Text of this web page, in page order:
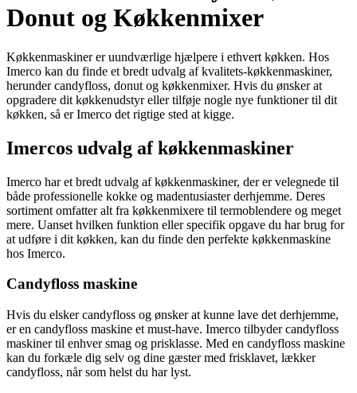
Donut og Køkkenmixer
Køkkenmaskiner er uundværlige hjælpere i ethvert køkken. Hos
Imerco kan du finde et bredt udvalg af kvalitets-køkkenmaskiner,
herunder candyfloss, donut og køkkenmixer. Hvis du ønsker at
opgradere dit køkkenudstyr eller tilføje nogle nye funktioner til dit
køkken, så er Imerco det rigtige sted at kigge.
Imercos udvalg af køkkenmaskiner
Imerco har et bredt udvalg af køkkenmaskiner, der er velegnede til
både professionelle kokke og madentusiaster derhjemme. Deres
sortiment omfatter alt fra køkkenmixere til termoblendere og meget
mere. Uanset hvilken funktion eller specifik opgave du har brug for
at udføre i dit køkken, kan du finde den perfekte køkkenmaskine
hos Imerco.
Candyfloss maskine
Hvis du elsker candyfloss og ønsker at kunne lave det derhjemme,
er en candyfloss maskine et must-have. Imerco tilbyder candyfloss
maskiner til enhver smag og prisklasse. Med en candyfloss maskine
kan du forkæle dig selv og dine gæster med frisklavet, lækker
candyfloss, når som helst du har lyst.